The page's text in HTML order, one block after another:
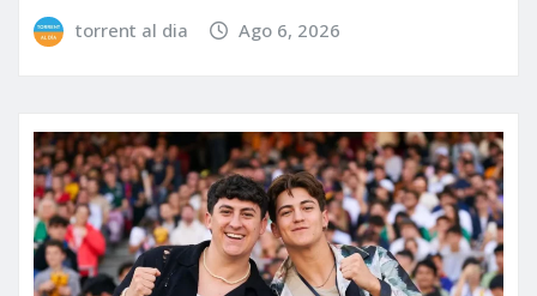
torrent al dia Ago 6, 2026